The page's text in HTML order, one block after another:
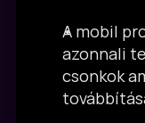
A mobil
azonnali
csonkok